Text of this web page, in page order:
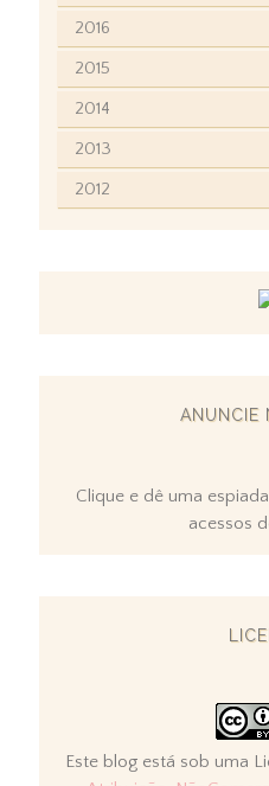
2016
2015
2014
2013
2012
ANUNCIE
Clique e dê uma
acessos
Este blog está sob uma